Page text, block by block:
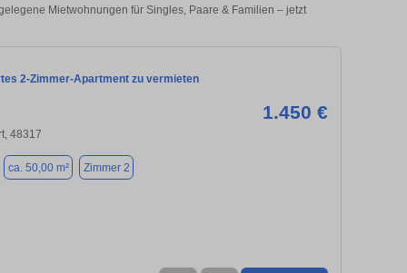
Mietwohnungen für Singles, Paare & Familien – jetzt
2-Zimmer-Apartment zu vermieten
1.450 €
48317
ca. 50,00 m² Zimmer 2